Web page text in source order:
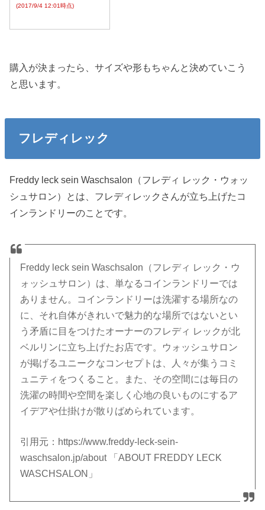
(2017/9/4 12:01時点)
購入が決まったら、サイズや形もちゃんと決めていこう
と思います。
フレディレック
Freddy leck sein Waschsalon（フレディ レック・ウォッ
シュサロン）とは、フレディレックさんが立ち上げたコ
インランドリーのことです。
Freddy leck sein Waschsalon（フレディ レック・ウ
ォッシュサロン）は、単なるコインランドリーでは
ありません。コインランドリーは洗濯する場所なの
に、それ自体がきれいで魅力的な場所ではないとい
う矛盾に目をつけたオーナーのフレディ レックが北
ベルリンに立ち上げたお店です。ウォッシュサロン
が掲げるユニークなコンセプトは、人々が集うコミ
ュニティをつくること。また、その空間には毎日の
洗濯の時間や空間を楽しく心地の良いものにするア
イデアや仕掛けが散りばめられています。
引用元：https://www.freddy-leck-sein-
waschsalon.jp/about 「ABOUT FREDDY LECK
WASCHSALON」